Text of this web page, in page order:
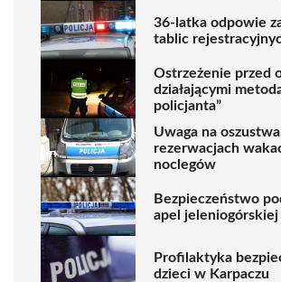
36-latka odpowie
tablic
Ostrzeżenie przed
działającymi
policjanta”
Uwaga na
rezerwacjach
noclegów
Bezpieczeństwo
apel
Profilaktyka
dzieci w Karpaczu